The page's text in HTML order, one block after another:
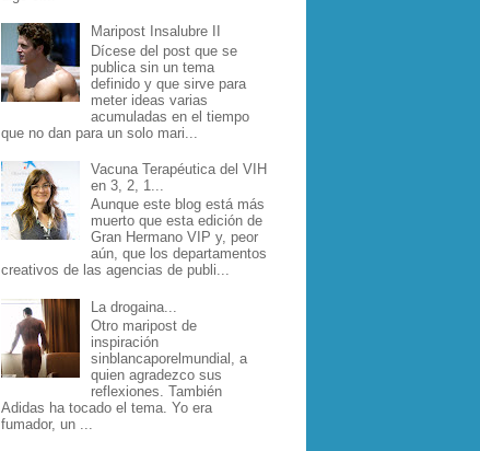
Maripost Insalubre II
Dícese del post que se
publica sin un tema
definido y que sirve para
meter ideas varias
acumuladas en el tiempo
que no dan para un solo mari...
Vacuna Terapéutica del VIH
en 3, 2, 1...
Aunque este blog está más
muerto que esta edición de
Gran Hermano VIP y, peor
aún, que los departamentos
creativos de las agencias de publi...
La drogaina...
Otro maripost de
inspiración
sinblancaporelmundial, a
quien agradezco sus
reflexiones. También
Adidas ha tocado el tema. Yo era
fumador, un ...